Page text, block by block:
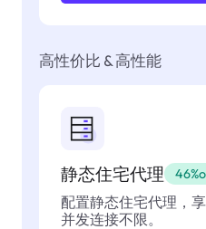
高性价比 & 高性能
静态住宅代理
配置静态住宅代理，
并发连接不限。